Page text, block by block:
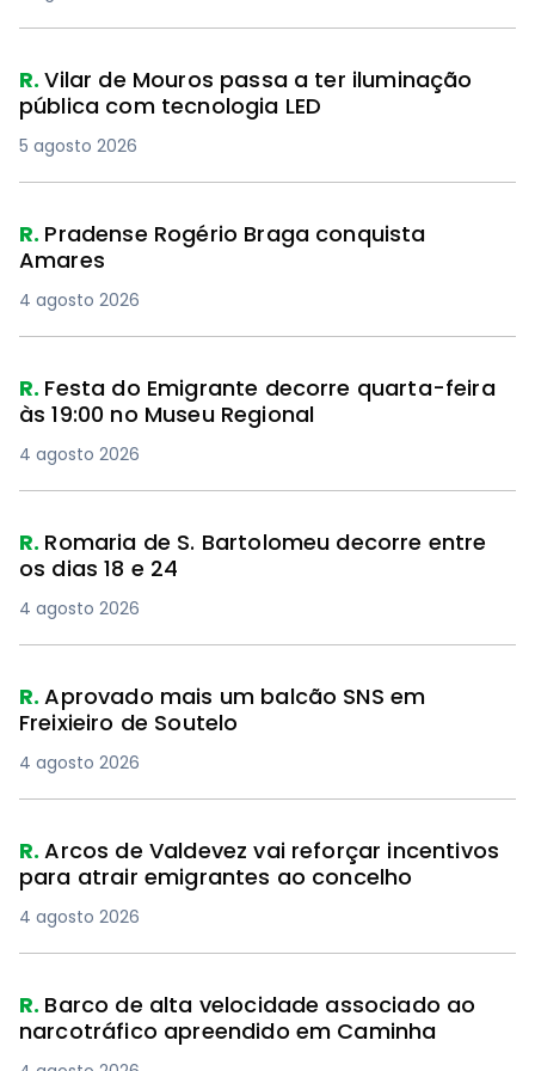
R.Vilar de Mouros passa a ter iluminação
pública com tecnologia LED
5 agosto 2026
R. Pradense Rogério Braga conquista
Amares
4 agosto 2026
R. Festa do Emigrante decorre quarta-feira
às 19:00 no Museu Regional
4 agosto 2026
R. Romaria de S. Bartolomeu decorre entre
os dias 18 e 24
4 agosto 2026
R.Aprovado mais um balcão SNS em
Freixieiro de Soutelo
4 agosto 2026
R.Arcos de Valdevez vai reforçar incentivos
para atrair emigrantes ao concelho
4 agosto 2026
R. Barco de alta velocidade associado ao
narcotráfico apreendido em Caminha